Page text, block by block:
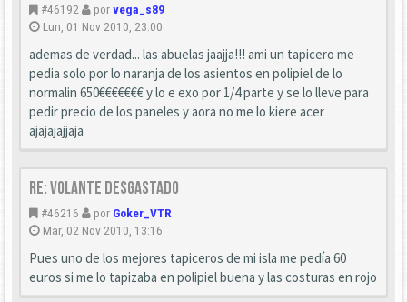
#46192 porvega_s89
Lun, 01 Nov 2010, 23:00
ademas de verdad... las abuelas jaajja!!! ami un tapicero me
pedia solo por lo naranja de los asientos en polipiel de lo
normalin 650€€€€€€€ y lo e exo por 1/4 parte y se lo lleve para
pedir precio de los paneles y aora no me lo kiere acer
ajajajajjaja
Re: Volante desgastado
#46216 por Goker_VTR
Mar, 02 Nov 2010, 13:16
Pues uno de los mejores tapiceros de mi isla me pedía 60
euros si me lo tapizaba en polipiel buena y las costuras en rojo